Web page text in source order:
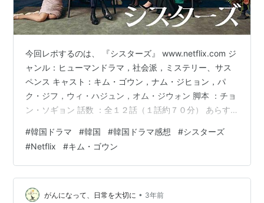
今回レポするのは、 『シスターズ』 www.netflix.com ジ
ャンル：ヒューマンドラマ，社会派，ミステリー、サス
ペンス キャスト：キム・ゴウン，ナム・ジヒョン，パ
ク・ジフ，ウィ・ハジュン，オム・ジウォン 脚本 ：チョ
ン・ソギョン 話数 ：全１２話（１話約７０分） あらす
ゴウン）、報道記者である次女のオ・インギョン（ナ
ム・ジヒョン），芸術学校に通うオ・イネの３姉妹。あ
る日、オ・インジュの職場で唯一仲良くしていてくれた
先輩チン・ファヨン（チュ・ジャヒョン）が会社のお金
７００億ウォンを横領して失踪。消えたお金の行方を調
#韓国ドラマ #韓国 #韓国ドラマ感想 #シスターズ
#Netflix #キム・ゴウン
がんになって、日常を大切に • 3年前